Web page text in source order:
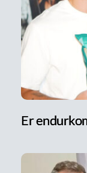
Er